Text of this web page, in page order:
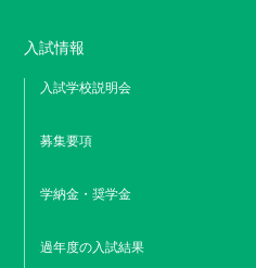
入試情報
入試学校説明会
募集要項
学納金・奨学金
過年度の入試結果